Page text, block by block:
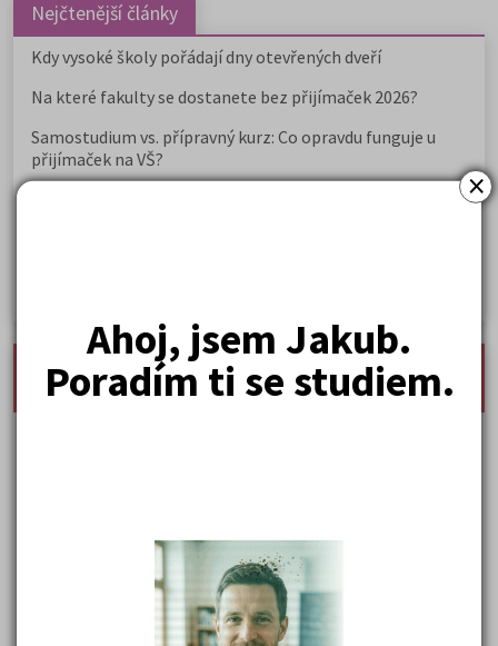
×
Ahoj, jsem Jakub.
Poradím ti se studiem.
Nejčtenější články
Kdy vysoké školy pořádají dny otevřených dveří
Na které fakulty se dostanete bez přijímaček 2026?
Samostudium vs. přípravný kurz: Co opravdu funguje u
přijímaček na VŠ?
nejnovější seminárky, maturitní otázky a čtenářsky
deník
Důležité reakce organických sloučenin a jejich význam
Zákonitosti v elektronové struktuře
Základní charakteristiky obyvatelstva a geografie sídel